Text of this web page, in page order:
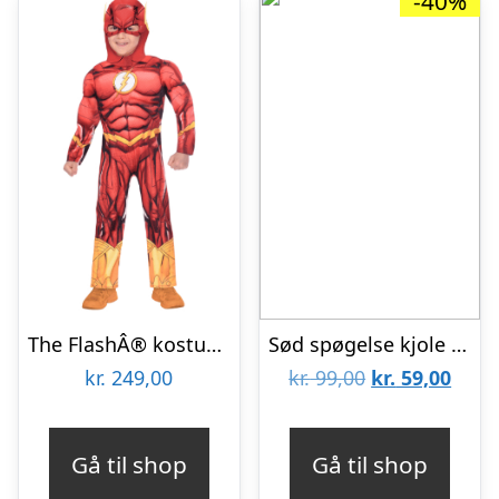
The FlashÂ® kostume til børn
kr. 249,00
Gå til shop
Sød spøgelse kjole str. 92-104
kr.99,00 Den
kr. 59,00Den
Gå til shop